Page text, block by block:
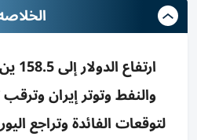
والنفط وتوتر إيران
لتوقعات الفائدة وتراجع